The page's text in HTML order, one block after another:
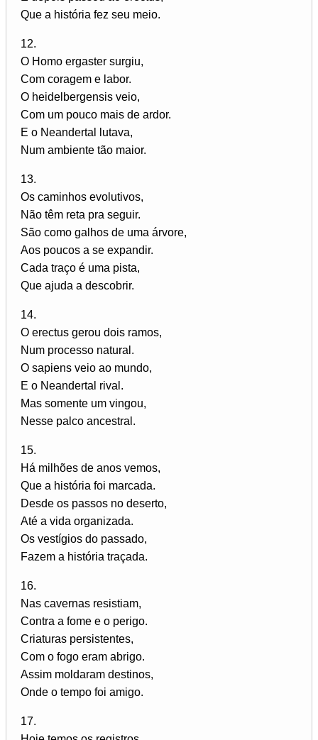
Que a história fez seu meio.
12.
O Homo ergaster surgiu,
Com coragem e labor.
O heidelbergensis veio,
Com um pouco mais de ardor.
E o Neandertal lutava,
Num ambiente tão maior.
13.
Os caminhos evolutivos,
Não têm reta pra seguir.
São como galhos de uma árvore,
Aos poucos a se expandir.
Cada traço é uma pista,
Que ajuda a descobrir.
14.
O erectus gerou dois ramos,
Num processo natural.
O sapiens veio ao mundo,
E o Neandertal rival.
Mas somente um vingou,
Nesse palco ancestral.
15.
Há milhões de anos vemos,
Que a história foi marcada.
Desde os passos no deserto,
Até a vida organizada.
Os vestígios do passado,
Fazem a história traçada.
16.
Nas cavernas resistiam,
Contra a fome e o perigo.
Criaturas persistentes,
Com o fogo eram abrigo.
Assim moldaram destinos,
Onde o tempo foi amigo.
17.